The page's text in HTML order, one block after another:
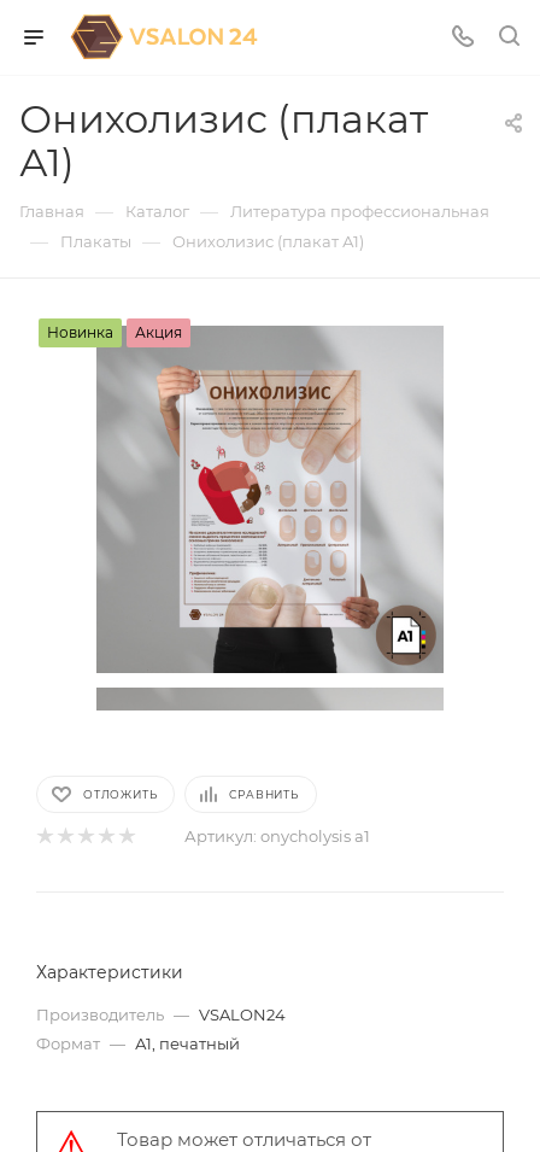
Онихолизис (плакат
А1)
Главная — Каталог — Литература профессиональная
— Плакаты — Онихолизис (плакат А1)
Новинка Акция
ОТЛОЖИТЬ СРАВНИТЬ
Артикул: onycholysis a1
Характеристики
Производитель — VSALON24
Формат — А1, печатный
Товар может отличаться от